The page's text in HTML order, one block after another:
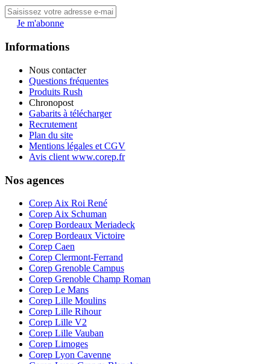
Je m'abonne
Informations
Nous contacter
Questions fréquentes
Produits Rush
Chronopost
Gabarits à télécharger
Recrutement
Plan du site
Mentions légales et CGV
Avis client www.corep.fr
Nos agences
Corep Aix Roi René
Corep Aix Schuman
Corep Bordeaux Meriadeck
Corep Bordeaux Victoire
Corep Caen
Corep Clermont-Ferrand
Corep Grenoble Campus
Corep Grenoble Champ Roman
Corep Le Mans
Corep Lille Moulins
Corep Lille Rihour
Corep Lille V2
Corep Lille Vauban
Corep Limoges
Corep Lyon Cavenne